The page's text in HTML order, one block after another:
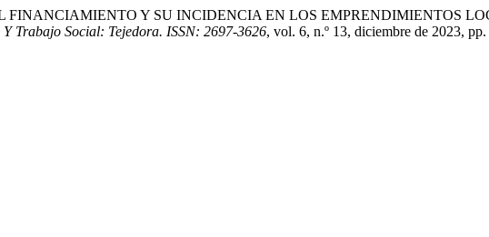
FINANCIAMIENTO Y SU INCIDENCIA EN LOS EMPRENDIMIENTOS
Trabajo Social: Tejedora. ISSN: 2697-3626, vol. 6, n.º 13, diciembre de 2023,